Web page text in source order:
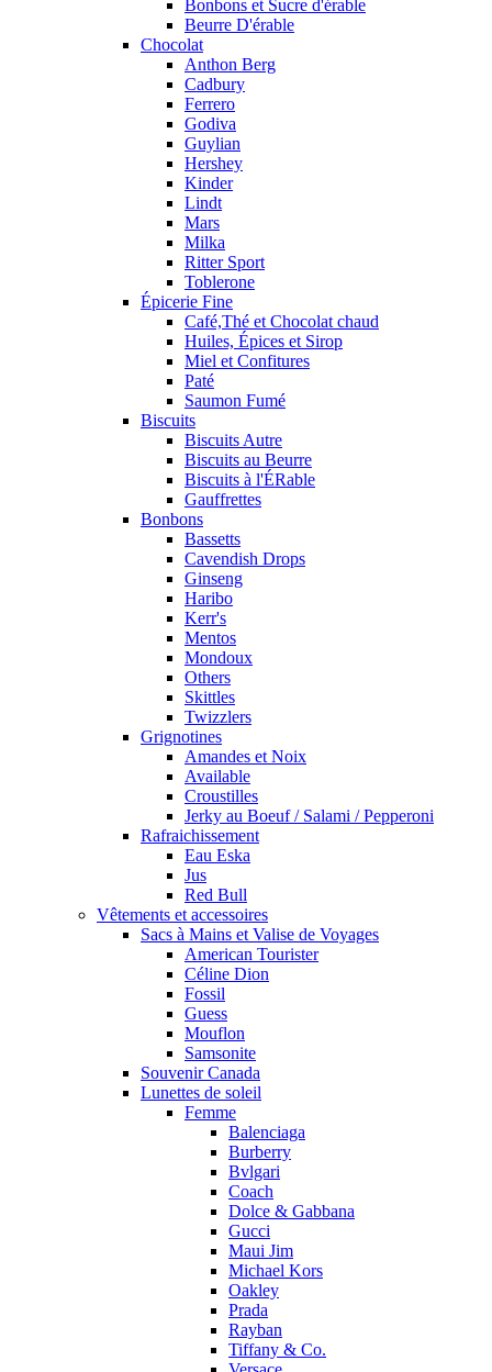
Bonbons et Sucre d'érable
Beurre D'érable
Chocolat
Anthon Berg
Cadbury
Ferrero
Godiva
Guylian
Hershey
Kinder
Lindt
Mars
Milka
Ritter Sport
Toblerone
Épicerie Fine
Café,Thé et Chocolat chaud
Huiles, Épices et Sirop
Miel et Confitures
Paté
Saumon Fumé
Biscuits
Biscuits Autre
Biscuits au Beurre
Biscuits à l'ÉRable
Gauffrettes
Bonbons
Bassetts
Cavendish Drops
Ginseng
Haribo
Kerr's
Mentos
Mondoux
Others
Skittles
Twizzlers
Grignotines
Amandes et Noix
Available
Croustilles
Jerky au Boeuf / Salami / Pepperoni
Rafraichissement
Eau Eska
Jus
Red Bull
Vêtements et accessoires
Sacs à Mains et Valise de Voyages
American Tourister
Céline Dion
Fossil
Guess
Mouflon
Samsonite
Souvenir Canada
Lunettes de soleil
Femme
Balenciaga
Burberry
Bvlgari
Coach
Dolce & Gabbana
Gucci
Maui Jim
Michael Kors
Oakley
Prada
Rayban
Tiffany & Co.